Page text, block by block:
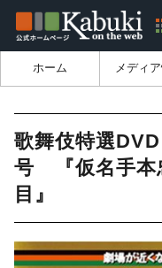
ホーム メディ
歌舞伎特選
号 『仮名手本
目』